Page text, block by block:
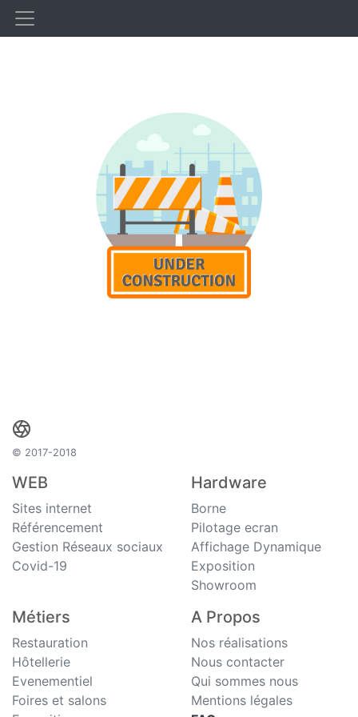
© 2017-2018
WEB
Sites internet
Référencement
Gestion Réseaux sociaux
Covid-19
Hardware
Borne
Pilotage ecran
Affichage Dynamique
Exposition
Showroom
Métiers
Restauration
Hôtellerie
Evenementiel
Foires et salons
A Propos
Nos réalisations
Nous contacter
Qui sommes nous
Mentions légales